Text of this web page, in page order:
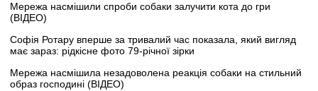
Мережа насмішили спроби собаки залучити кота до гри
(ВІДЕО)
Софія Ротару вперше за тривалий час показала, який вигляд
має зараз: рідкісне фото 79-річної зірки
Мережа насмішила незадоволена реакція собаки на стильний
образ господині (ВІДЕО)